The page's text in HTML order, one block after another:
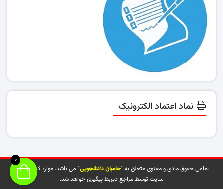
نماد اعتماد الکترونیک
تمامی حقوق مادی و معنوی متعلق به "حامیان دانشجویی" می باشد. موارد کپی شده از
سایت توسط مراجع ذیربط پیگیری خواهد شد.
0